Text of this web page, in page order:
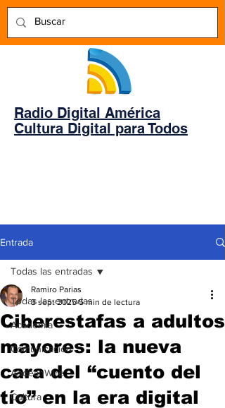
Radio Digital América
Cultura Digital para Todos
Entrada
Todas las entradas
Academia
Comunicación
AndeanWire
Cultura
Todas las entradas
Ciberestafas a adultos
mayores: la nueva
cara del “cuento del
tío” en la era digital
Ramiro Parias
3 sept 2025 5 min de lectura